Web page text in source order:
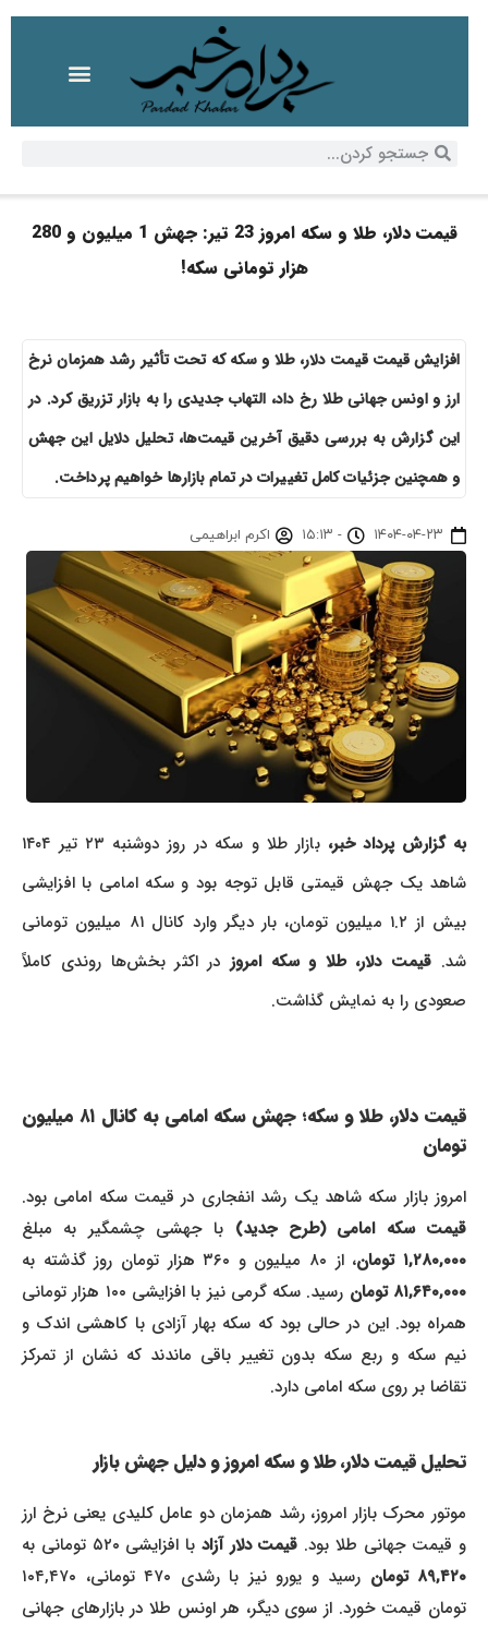
قیمت دلار، طلا و سکه امروز 23 تیر: جهش 1 میلیون و 280
هزار تومانی سکه!
افزایش قیمت قیمت دلار، طلا و سکه که تحت تأثیر رشد همزمان نرخ
ارز و اونس جهانی طلا رخ داد، التهاب جدیدی را به بازار تزریق کرد. در
این گزارش به بررسی دقیق آخرین قیمت‌ها، تحلیل دلایل این جهش
و همچنین جزئیات کامل تغییرات در تمام بازارها خواهیم پرداخت.
۱۴۰۴-۰۴-۲۳ - ۱۵:۱۳ اکرم ابراهیمی
به گزارش پرداد خبر،
بازار طلا و سکه در روز دوشنبه ۲۳ تیر ۱۴۰۴
شاهد یک جهش قیمتی قابل توجه بود و سکه امامی با افزایشی
بیش از ۱.۲ میلیون تومان، بار دیگر وارد کانال ۸۱ میلیون تومانی
شد.قیمت دلار، طلا و سکه امروزدر اکثر بخش‌ها روندی کاملاً
صعودی را به نمایش گذاشت.
قیمت دلار، طلا و سکه؛ جهش سکه امامی به کانال ۸۱ میلیون
تومان
امروز بازار سکه شاهد یک رشد انفجاری در قیمت سکه امامی بود.
قیمت سکه امامی (طرح جدید)با جهشی چشمگیر به مبلغ
۱,۲۸۰,۰۰۰ تومان
، از ۸۰ میلیون و ۳۶۰ هزار تومان روز گذشته به
۸۱,۶۴۰,۰۰۰ تومان
رسید. سکه گرمی نیز با افزایشی ۱۰۰ هزار تومانی
همراه بود. این در حالی بود که سکه بهار آزادی با کاهشی اندک و
نیم سکه و ربع سکه بدون تغییر باقی ماندند که نشان از تمرکز
تقاضا بر روی سکه امامی دارد.
تحلیل قیمت دلار، طلا و سکه امروز و دلیل جهش بازار
موتور محرک بازار امروز، رشد همزمان دو عامل کلیدی یعنی نرخ ارز
و قیمت جهانی طلا بود.قیمت دلار آزادبا افزایشی ۵۲۰ تومانی به
۸۹,۴۲۰ تومان
رسید و یورو نیز با رشدی ۴۷۰ تومانی، ۱۰۴,۴۷۰
تومان قیمت خورد. از سوی دیگر، هر اونس طلا در بازارهای جهانی